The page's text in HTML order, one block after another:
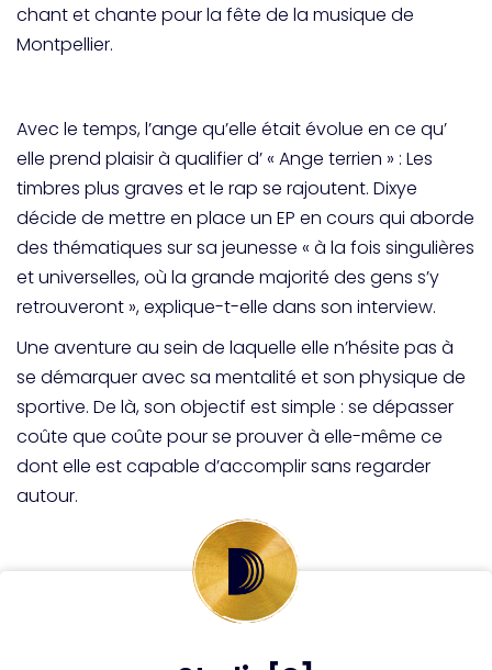
chant et chante pour la fête de la musique de
Montpellier.
Avec le temps, l’ange qu’elle était évolue en ce qu’
elle prend plaisir à qualifier d’ « Ange terrien » : Les
timbres plus graves et le rap se rajoutent. Dixye
décide de mettre en place un EP en cours qui aborde
des thématiques sur sa jeunesse « à la fois singulières
et universelles, où la grande majorité des gens s’y
retrouveront », explique-t-elle dans son interview.
Une aventure au sein de laquelle elle n’hésite pas à
se démarquer avec sa mentalité et son physique de
sportive. De là, son objectif est simple : se dépasser
coûte que coûte pour se prouver à elle-même ce
dont elle est capable d’accomplir sans regarder
autour.